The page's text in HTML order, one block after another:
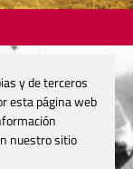
y de terceros
esta página web
nuestro sitio